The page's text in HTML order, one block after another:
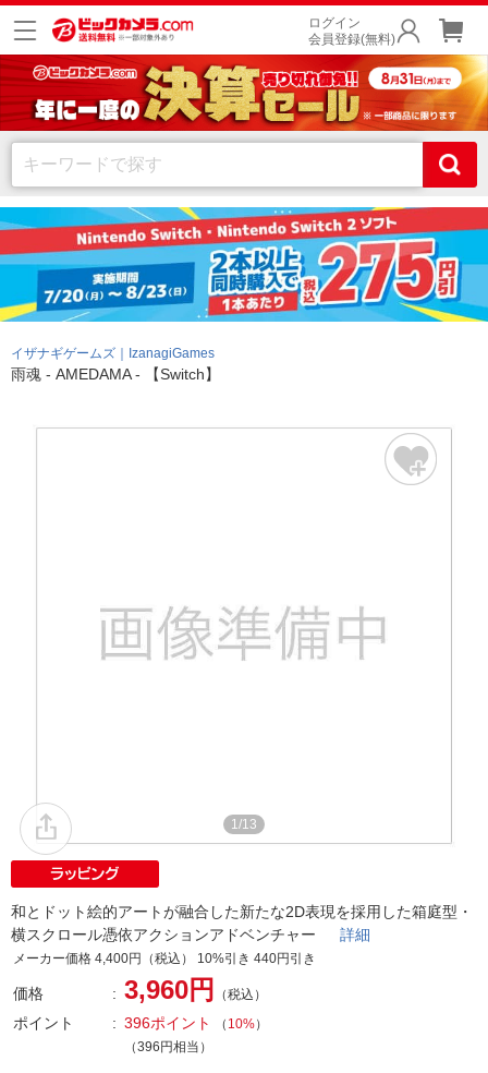
ログイン
会員登録(無料)
イザナギゲームズ｜IzanagiGames
雨魂 - AMEDAMA - 【Switch】
1/13
和とドット絵的アートが融合した新たな2D表現を採用した箱庭型・
横スクロール憑依アクションアドベンチャー 詳細
メーカー価格 4,400円（税込） 10%引き 440円引き
価格 3,960円 （税込）
ポイント 396ポイント （ 10%）
（396円相当）